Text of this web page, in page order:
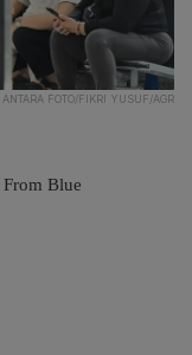
ANTARA FOTO/FIKRI YUSUF/AGR